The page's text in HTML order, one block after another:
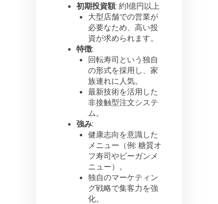
初期投資額: 約1億円以上
大型店舗での営業が
必要なため、高い投
資が求められます。
特徴:
回転寿司という独自
の形式を採用し、家
族連れに人気。
最新技術を活用した
非接触型注文システ
ム。
強み:
健康志向を意識した
メニュー（例: 糖質オ
フ寿司やビーガンメ
ニュー）。
独自のマーケティン
グ戦略で集客力を強
化。